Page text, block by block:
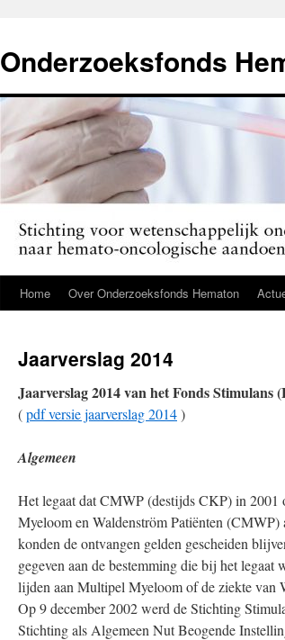
de
inhoud
Onderzoeksfonds
Home Over Onderzoeksfonds Hematon
Jaarverslag 2014
Jaarverslag 2014 van het Fonds Stimulans
(pdf versie jaarverslag 2014)
Algemeen
Het legaat dat CMWP (destijds CKP) in 2001
Myeloom en Waldenström Patiënten
konden de ontvangen gelden gescheiden
gegeven aan de bestemming die bij het legaat
lijden aan Multipel Myeloom of de ziekte van
Op 9 december 2002 werd de Stichting
Stichting als Algemeen Nut Beogende